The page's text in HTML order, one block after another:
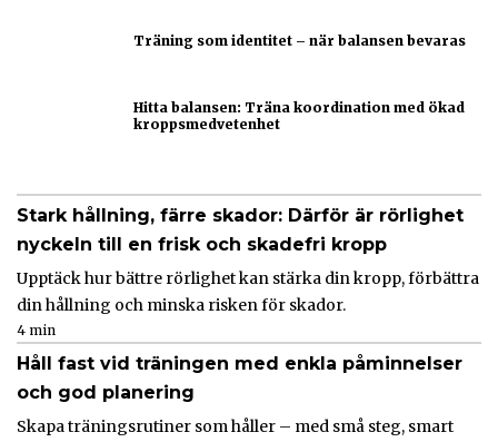
Träning som identitet – när balansen bevaras
Hitta balansen: Träna koordination med ökad
kroppsmedvetenhet
Stark hållning, färre skador: Därför är rörlighet
nyckeln till en frisk och skadefri kropp
Upptäck hur bättre rörlighet kan stärka din kropp, förbättra
din hållning och minska risken för skador.
4 min
Håll fast vid träningen med enkla påminnelser
och god planering
Skapa träningsrutiner som håller – med små steg, smart